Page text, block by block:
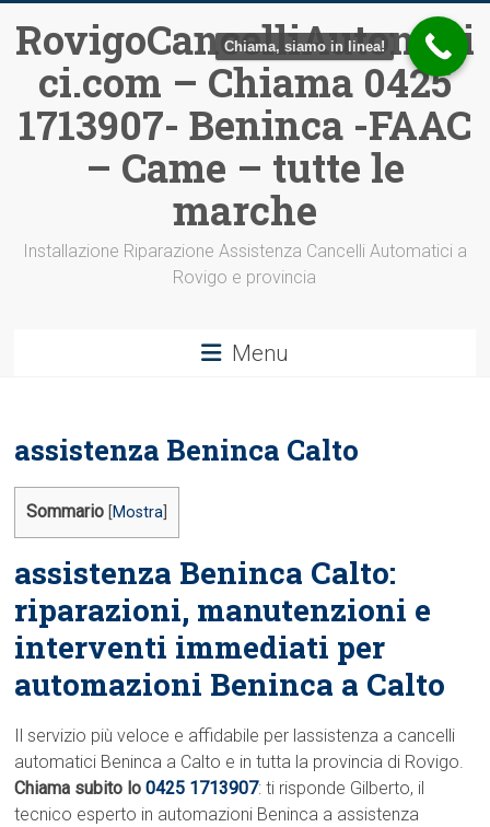
contenuto
RovigoCancelliAutomati
ci.com – Chiama 0425
1713907- Beninca -FAAC
– Came – tutte le
marche
Installazione Riparazione Assistenza Cancelli Automatici a
Rovigo e provincia
Menu
assistenza Beninca Calto
Sommario Mostra
assistenza Beninca Calto:
riparazioni, manutenzioni e
interventi immediati per
automazioni Beninca a Calto
Il servizio più veloce e affidabile per lassistenza a cancelli
automatici Beninca a Calto e in tutta la provincia di Rovigo.
Chiama subito lo0425 1713907: ti risponde Gilberto, il
tecnico esperto in automazioni Beninca a assistenza
Chiama, siamo in linea!